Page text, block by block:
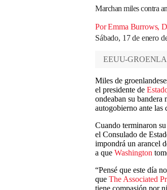
Marchan miles contra
Por Emma Burrows,
Sábado, 17 de enero
EEUU-
Miles de
el presidente de
ondeaban su bandera
autogobierno ante las
Cuando terminaron
el Consulado de
impondrá un arancel
a que Washington
“Pensé que este día
que The Associated
tiene compasión por